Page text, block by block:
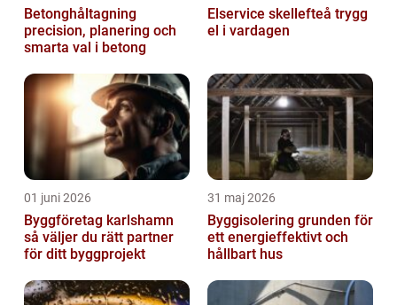
Betonghåltagning
precision, planering och
smarta val i betong
Elservice skellefteå trygg
el i vardagen
01 juni 2026
Byggföretag karlshamn
så väljer du rätt partner
för ditt byggprojekt
31 maj 2026
Byggisolering grunden för
ett energieffektivt och
hållbart hus